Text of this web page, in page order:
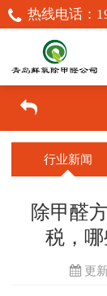
热线电话：
行业新闻
除甲醛
税，
更